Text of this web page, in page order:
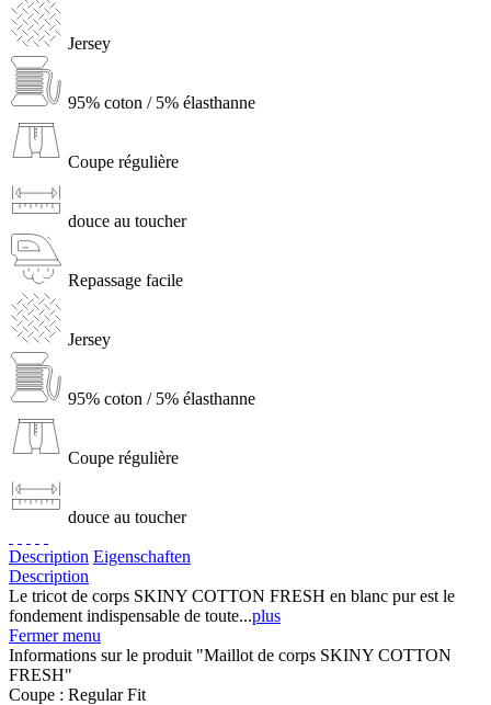
Jersey
95% coton / 5% élasthanne
Coupe régulière
douce au toucher
Repassage facile
Jersey
95% coton / 5% élasthanne
Coupe régulière
douce au toucher
Description Eigenschaften
Description
Le tricot de corps SKINY COTTON FRESH en blanc pur est le
fondement indispensable de toute...plus
Fermer menu
Informations sur le produit "Maillot de corps SKINY COTTON
FRESH"
Coupe : Regular Fit